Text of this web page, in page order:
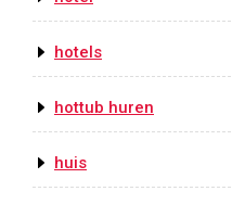
hotels
hottub huren
huis